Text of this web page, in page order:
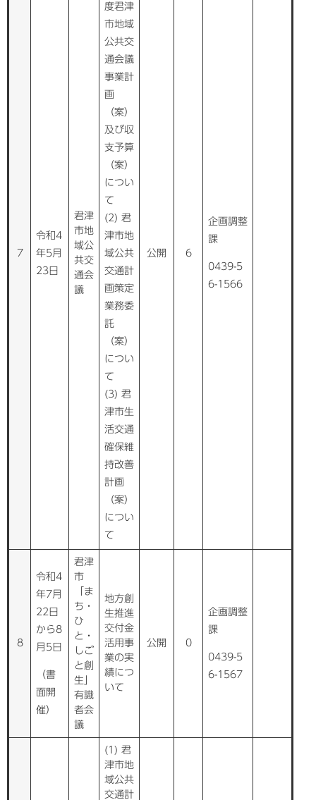
7
令和4
年5月
23日
君津
市地
域公
共交
通会
議
度君津
市地域
公共交
通会議
事業計
画
（案）
及び収
支予算
（案）
につい
て
(2) 君
津市地
域公共
交通計
画策定
業務委
託
（案）
につい
て
(3) 君
津市生
活交通
確保維
持改善
計画
（案）
につい
て
公開 6
企画調整
課
0439-5
6-1566
8
令和4
年7月
22日
から8
月5日
（書
面開
催）
君津
市
「ま
ち・
ひ
と・
しご
と創
生」
有識
者会
議
地方創
生推進
交付金
活用事
業の実
績につ
いて
公開 0
企画調整
課
0439-5
6-1567
(1) 君
津市地
域公共
交通計